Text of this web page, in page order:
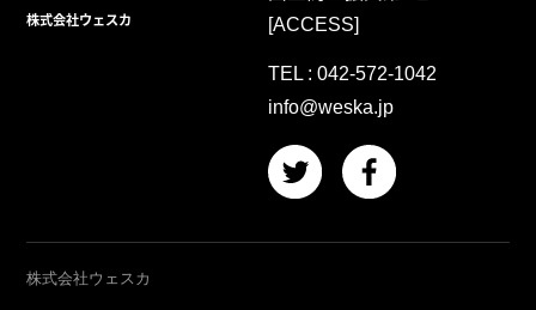
株式会社ウェスカ [ACCESS]
TEL :042-572-1042
info@weska.jp
株式会社ウェスカ